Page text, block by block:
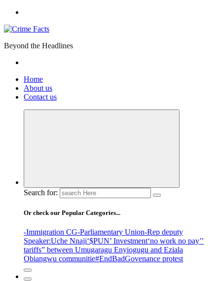
Beyond the Headlines
Home
About us
Contact us
Search for:
Or check our Popular Categories...
-Immigration CG-Parliamentary Union-Rep deputy
Speaker:Uche Nnaji‘$PUN’ Investment‘no work no pay’’
tariffs” between Umugaragu Enyiogugu and Eziala
Obiangwu communitie#EndBadGovenance protest